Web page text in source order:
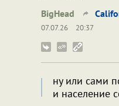
BigHead
07.07.26
20:37
ну или сами
и население